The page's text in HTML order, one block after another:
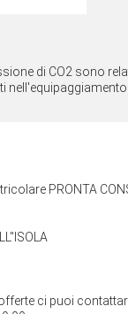
di CO2 sono
PRONTA
ci puoi